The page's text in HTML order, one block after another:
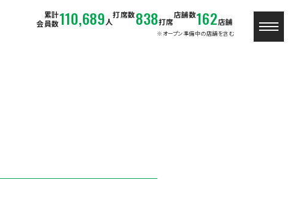
累計
会員数110,689 人
打席数838打席
店舗数162店舗
※オープン準備中の店舗を含む